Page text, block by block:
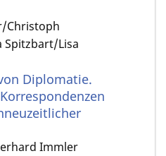
Christoph
Lisa
Diplomatie.
Immler